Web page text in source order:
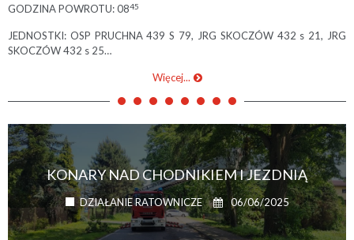
GODZINA POWROTU: 0845
JEDNOSTKI: OSP PRUCHNA 439 S 79, JRG SKOCZÓW 432 s 21, JRG
SKOCZÓW 432 s 25…
Więcej...
KONARY NAD CHODNIKIEM I JEZDNIĄ
DZIAŁANIE RATOWNICZE 06/06/2025